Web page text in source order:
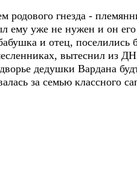
родового гнезда -
уже не нужен и он его
и отец, поселились
вытеснил из
дедушки Вардана
за семью классного